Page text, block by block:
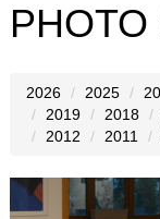
2026 2025
2019
2018
2012
2011